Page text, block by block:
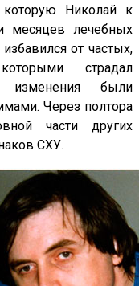
которую Николай к
месяцев лечебных
от частых,
страдал
были
Через полтора
части других
СХУ.